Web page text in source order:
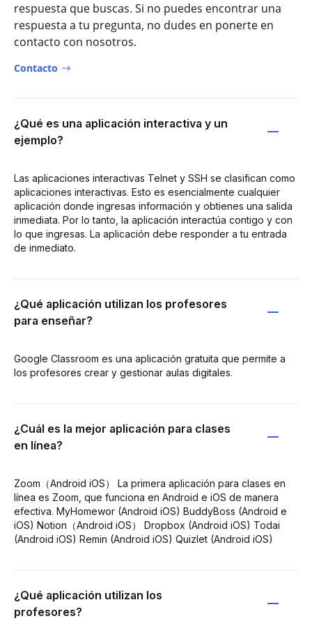
respuesta que buscas. Si no puedes encontrar una
respuesta a tu pregunta, no dudes en ponerte en
contacto con nosotros.
Contacto
¿Qué es una aplicación interactiva y un
ejemplo?
Las aplicaciones interactivas Telnet y SSH se clasifican como
aplicaciones interactivas. Esto es esencialmente cualquier
aplicación donde ingresas información y obtienes una salida
inmediata. Por lo tanto, la aplicación interactúa contigo y con
lo que ingresas. La aplicación debe responder a tu entrada
de inmediato.
¿Qué aplicación utilizan los profesores
para enseñar?
Google Classroom es una aplicación gratuita que permite a
los profesores crear y gestionar aulas digitales.
¿Cuál es la mejor aplicación para clases
en línea?
Zoom（Android iOS） La primera aplicación para clases en
línea es Zoom, que funciona en Android e iOS de manera
efectiva. MyHomewor (Android iOS) BuddyBoss (Android e
iOS) Notion（Android iOS） Dropbox (Android iOS) Todai
(Android iOS) Remin (Android iOS) Quizlet (Android iOS)
¿Qué aplicación utilizan los
profesores?